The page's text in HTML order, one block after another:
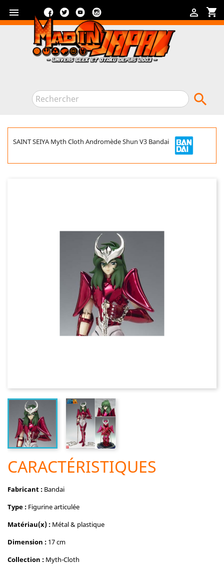
 shopping_cart

FacebookTwitterYouTube

SAINT SEIYA Myth Cloth Andromède Shun V3 Bandai
CARACTÉRISTIQUES
Fabricant : Bandai
Type : Figurine articulée
Matériau(x) : Métal & plastique
Dimension : 17 cm
Collection : Myth-Cloth